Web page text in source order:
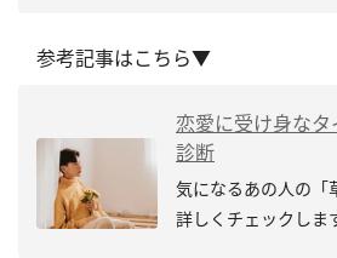
参考記事はこちら▼
恋愛に受け身な
診断
気になるあの人の「
詳しくチェックしま